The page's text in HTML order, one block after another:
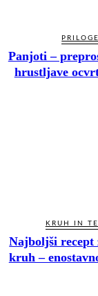
PRILOGE
Panjoti –
hrustljave
KRUH IN
Najboljši recept
kruh –